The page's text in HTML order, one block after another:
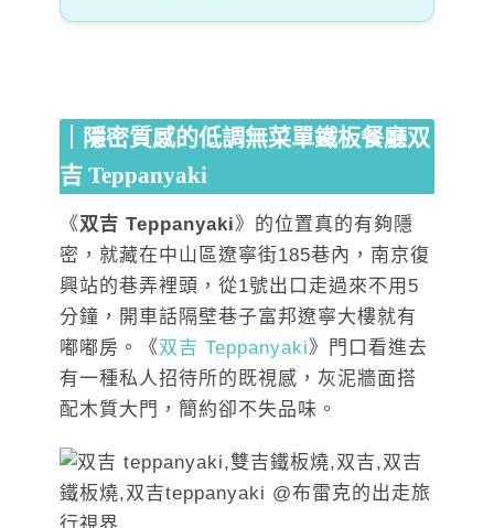
｜隱密質感的低調無菜單鐵板餐廳双
吉 Teppanyaki
《双吉 Teppanyaki》的位置真的有夠隱
密，就藏在中山區遼寧街185巷內，南京復
興站的巷弄裡頭，從1號出口走過來不用5
分鐘，開車話隔壁巷子富邦遼寧大樓就有
嘟嘟房。《双吉 Teppanyaki》門口看進去
有一種私人招待所的既視感，灰泥牆面搭
配木質大門，簡約卻不失品味。